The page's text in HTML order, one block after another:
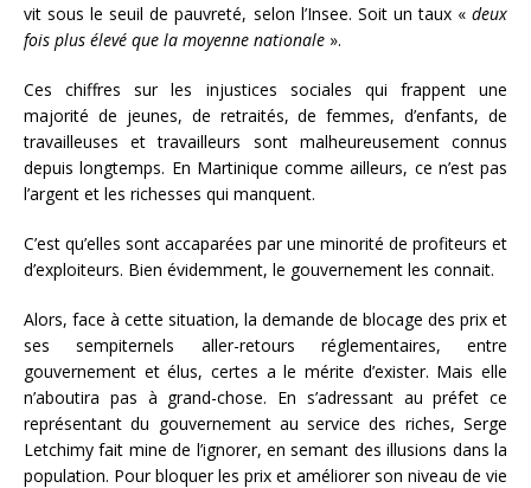
vit sous le seuil de pauvreté, selon l’Insee. Soit un taux « deux
fois plus élevé que la moyenne nationale ».
Ces chiffres sur les injustices sociales qui frappent une
majorité de jeunes, de retraités, de femmes, d’enfants, de
travailleuses et travailleurs sont malheureusement connus
depuis longtemps. En Martinique comme ailleurs, ce n’est pas
l’argent et les richesses qui manquent.
C’est qu’elles sont accaparées par une minorité de profiteurs et
d’exploiteurs. Bien évidemment, le gouvernement les connait.
Alors, face à cette situation, la demande de blocage des prix et
ses sempiternels aller-retours réglementaires, entre
gouvernement et élus, certes a le mérite d’exister. Mais elle
n’aboutira pas à grand-chose. En s’adressant au préfet ce
représentant du gouvernement au service des riches, Serge
Letchimy fait mine de l’ignorer, en semant des illusions dans la
population. Pour bloquer les prix et améliorer son niveau de vie